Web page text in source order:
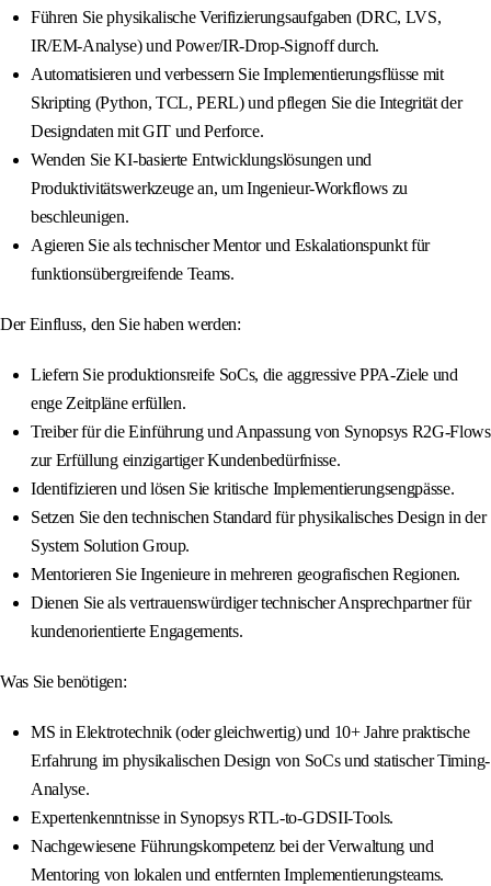
Führen Sie physikalische Verifizierungsaufgaben (DRC, LVS,
IR/EM-Analyse) und Power/IR-Drop-Signoff durch.
Automatisieren und verbessern Sie Implementierungsflüsse mit
Skripting (Python, TCL, PERL) und pflegen Sie die Integrität der
Designdaten mit GIT und Perforce.
Wenden Sie KI-basierte Entwicklungslösungen und
Produktivitätswerkzeuge an, um Ingenieur-Workflows zu
beschleunigen.
Agieren Sie als technischer Mentor und Eskalationspunkt für
funktionsübergreifende Teams.
Der Einfluss, den Sie haben werden:
Liefern Sie produktionsreife SoCs, die aggressive PPA-Ziele und
enge Zeitpläne erfüllen.
Treiber für die Einführung und Anpassung von Synopsys R2G-Flows
zur Erfüllung einzigartiger Kundenbedürfnisse.
Identifizieren und lösen Sie kritische Implementierungsengpässe.
Setzen Sie den technischen Standard für physikalisches Design in der
System Solution Group.
Mentorieren Sie Ingenieure in mehreren geografischen Regionen.
Dienen Sie als vertrauenswürdiger technischer Ansprechpartner für
kundenorientierte Engagements.
Was Sie benötigen:
MS in Elektrotechnik (oder gleichwertig) und 10+ Jahre praktische
Erfahrung im physikalischen Design von SoCs und statischer Timing-
Analyse.
Expertenkenntnisse in Synopsys RTL-to-GDSII-Tools.
Nachgewiesene Führungskompetenz bei der Verwaltung und
Mentoring von lokalen und entfernten Implementierungsteams.